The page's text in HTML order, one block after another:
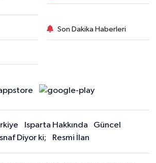
Son Dakika Haberleri
Isparta Hakkında
Güncel
Diyor ki;
Resmi İlan